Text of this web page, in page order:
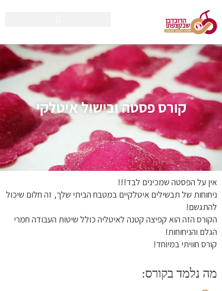
קורס פסטה ובישול איטלקי
אין על הפסטה שמכינים לבד!!!
ניחוחות של תבשילים איטלקיים במטבח הביתי שלך, זה חלום שיכול
להתגשם!
הקורס הזה הוא קפיצה קטנה לאיטליה כולל שיטות העבודה חמרי
הגלם והניחוחות!
קורס חוויתי במיוחד!
מה נלמד בקורס: